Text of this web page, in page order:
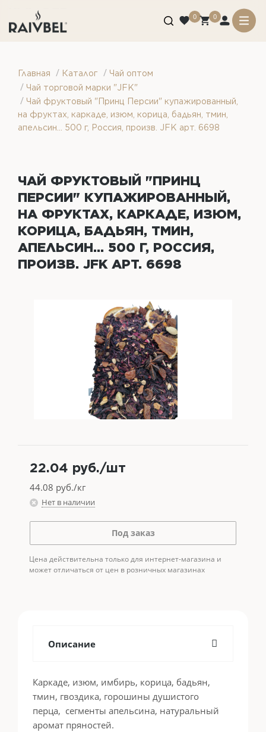
0 0
Главная / Каталог / Чай оптом
/ Чай торговой марки "JFK"
/ Чай фруктовый "Принц Персии" купажированный,
на фруктах, каркаде, изюм, корица, бадьян, тмин,
апельсин... 500 г, Россия, произв. JFK арт. 6698
ЧАЙ ФРУКТОВЫЙ "ПРИНЦ
ПЕРСИИ" КУПАЖИРОВАННЫЙ,
НА ФРУКТАХ, КАРКАДЕ, ИЗЮМ,
КОРИЦА, БАДЬЯН, ТМИН,
АПЕЛЬСИН... 500 Г, РОССИЯ,
ПРОИЗВ. JFK АРТ. 6698
22.04 руб./шт
44.08 руб./кг
Нет в наличии
Под заказ
Цена действительна только для интернет-магазина и
может отличаться от цен в розничных магазинах
Описание
Каркаде, изюм, имбирь, корица, бадьян,
тмин, гвоздика, горошины душистого
перца, сегменты апельсина, натуральный
аромат пряностей.